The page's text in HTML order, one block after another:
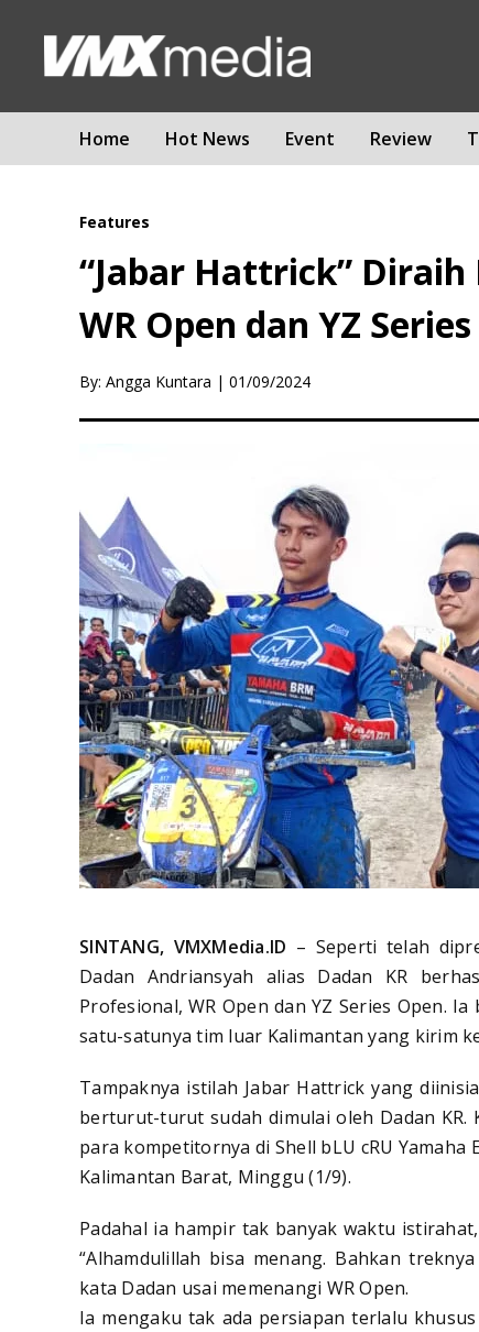
Home Hot News Event Review
Features
“Jabar Hattrick” Diraih
WR Open dan YZ Series
By: Angga Kuntara | 01/09/2024
SINTANG, VMXMedia.ID – Seperti telah
Dadan Andriansyah alias Dadan KR
Profesional, WR Open dan YZ Series Open.
satu-satunya tim luar Kalimantan yang kirim
Tampaknya istilah Jabar Hattrick yang
berturut-turut sudah dimulai oleh Dadan
para kompetitornya di Shell bLU cRU
Kalimantan Barat, Minggu (1/9).
Padahal ia hampir tak banyak waktu
“Alhamdulillah bisa menang. Bahkan
kata Dadan usai memenangi WR Open.
Ia mengaku tak ada persiapan terlalu